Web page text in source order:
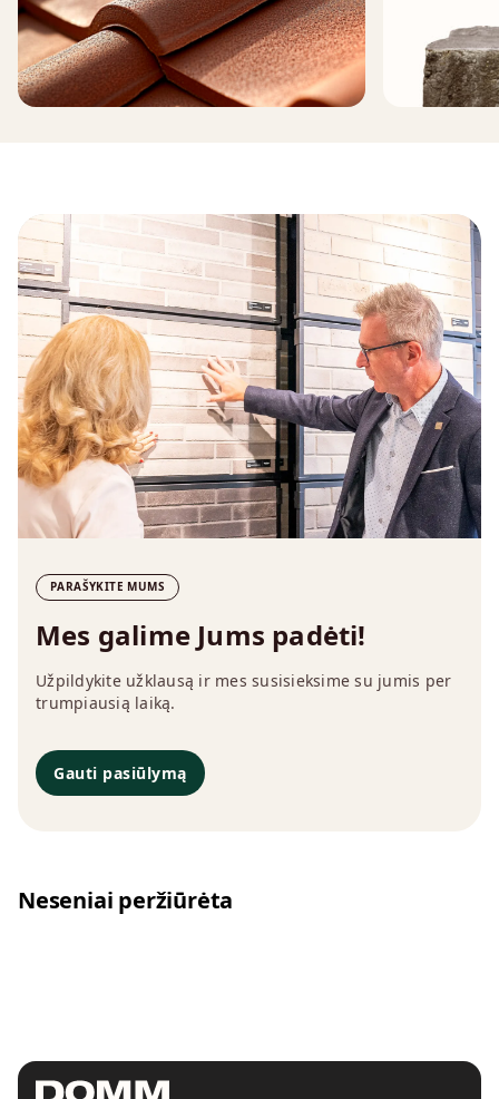
PARAŠYKITE MUMS
Mes galime Jums padėti!
Užpildykite užklausą ir mes susisieksime su jumis per
trumpiausią laiką.
Gauti pasiūlymą
Neseniai peržiūrėta